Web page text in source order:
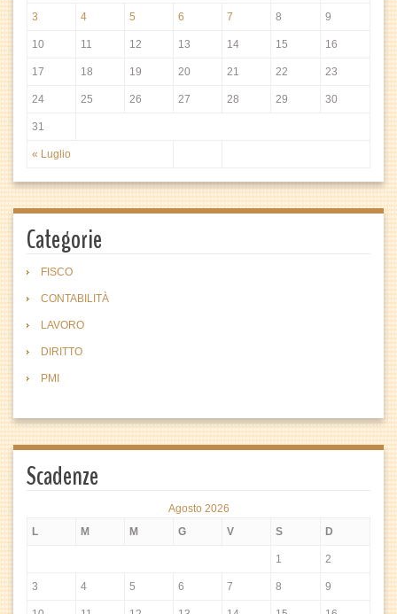
« Luglio
3 4 5 6 7 8 9
10 11 12 13 14 15 16
17 18 19 20 21 22 23
24 25 26 27 28 29 30
31
Categorie
FISCO
CONTABILITÀ
LAVORO
DIRITTO
PMI
Scadenze
Agosto 2026
L
M M G V S D
1 2
3 4 5 6 7 8 9